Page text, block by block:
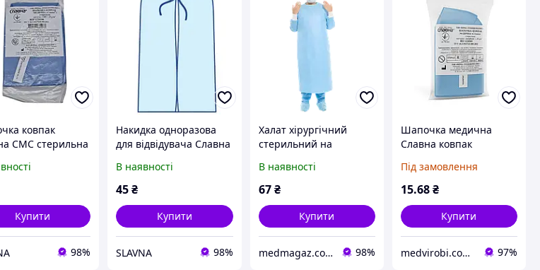
ковпак
СМС стерильна
Купити
98%
Накидка одноразова
для відвідувача Славна
В наявності
45₴
Купити
SLAVNA 98%
Халат хірургічний
стерильний на
спанбонд 30г/м2
В наявності
67 ₴
Купити
medmagaz.com.ua 98%
Шапочка медична
Славна ковпак
30 г/м², синя
Під замовлення
15.68₴
Купити
medvirobi.com.ua 97%